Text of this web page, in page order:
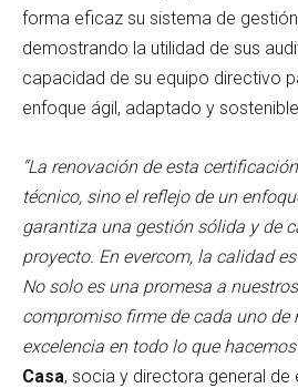
forma eficaz su sistema de
demostrando la utilidad de sus
capacidad de su equipo directivo
enfoque ágil, adaptado y
“La renovación de esta
técnico, sino el reflejo de un
garantiza una gestión sólida y de
proyecto. En evercom, la calidad
No solo es una promesa a
compromiso firme de cada uno de
excelencia en todo lo que
Casa, socia y directora general de